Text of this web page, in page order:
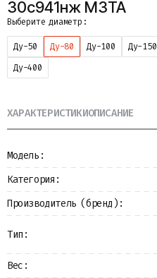
Металлопрокат
Измерительные приборы
Баки
Детали трубопроводов
Водомерные узлы
30с941нж МЗТА
Выберите диаметр:
Ду-50 Ду-80 Ду-100 Ду-150
Ду-400
ХАРАКТЕРИСТИКИОПИСАНИЕ
Модель:
Категория:
Производитель (бренд):
Тип:
Вес: